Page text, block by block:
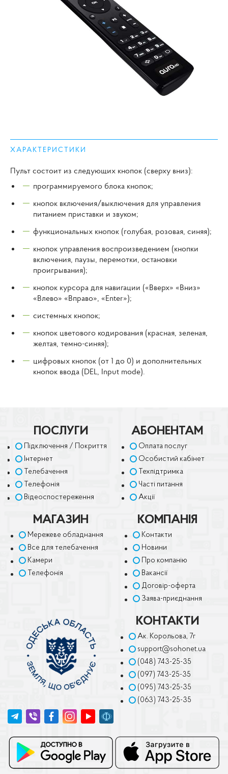
ХАРАКТЕРИСТИКИ
Пульт состоит из следующих кнопок (сверху вниз):
программируемого блока кнопок;
кнопок включения/выключения для управления
питанием приставки и звуком;
функциональных кнопок (голубая, розовая, синяя);
кнопок управления воспроизведением (кнопки
включения, паузы, перемотки, остановки
проигрывания);
кнопок курсора для навигации («Вверх» «Вниз»
«Влево» «Вправо», «Enter»);
системных кнопок;
кнопок цветового кодирования (красная, зеленая,
желтая, темно-синяя);
цифровых кнопок (от 1 до 0) и дополнительных
кнопок ввода (DEL, Input mode).
ПОСЛУГИ
Підключення / Покриття
Інтернет
Телебачення
Телефонія
Відеоспостереження
АБОНЕНТАМ
Оплата послуг
Особистий кабінет
Техпідтримка
Часті питання
Акції
МАГАЗИН
Мережеве обладнання
Все для телебачення
Камери
Телефонія
КОМПАНІЯ
Контакти
Новини
Про компанію
Вакансії
Договір-оферта
Заява-приєднання
КОНТАКТИ
Ак. Корольова, 7г
support@sohonet.ua
(048) 743-25-35
(097) 743-25-35
(095) 743-25-35
(063) 743-25-35